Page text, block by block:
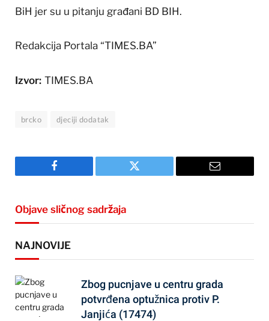
BiH jer su u pitanju građani BD BIH.
Redakcija Portala “TIMES.BA”
Izvor: TIMES.BA
brcko djeciji dodatak
Facebook Twitter Email
Objave sličnog sadržaja
NAJNOVIJE
Zbog pucnjave u centru grada
potvrđena optužnica protiv P.
Janjića (17474)